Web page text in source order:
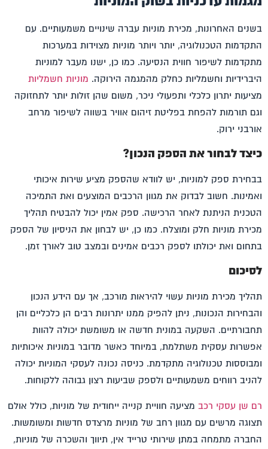
בשנים האחרונות, מכירת מוניות עברה שינויים משמעותיים. עם
התקדמות הטכנולוגיה, יותר ויותר מוניות מצוידות במערכות
מתקדמות לשיפור חווית הנסיעה. כמו כן, ישנו מעבר למוניות
היברידיות וחשמליות כחלק מהמגמה הירוקה. מוניות חשמליות
מציעות יתרון כלכלי ותפעולי ניכר, משום שהן זולות יותר לתחזוקה
וגם תורמות להפחת בפליטת זיהום אוויר בשווה לשיפור מרחב
אורבני ירוק.
כיצד לבחור את הספק הנכון?
בבחירת ספק למוניות, יש לוודא שהספק מציע שירות איכותי
ואמינות. חשוב לבדוק את מגוון הרכבים המוצעים ואת התמיכה
הטכנית הניתנת לאחר הרכישה. ספק אמין יכול להבטיח תהליך
מכירת מוניות חלק ומוצלח. כמו כן, יש לבחון את הניסיון של הספק
בתחום ואת יכולתו לספק רכבים אמינים ובמצב טוב לאורך זמן.
לסיכום
תהליך מכירת מוניות עשוי להיראות מורכב, אך עם הידע הנכון
והבחירות הנכונות, ניתן להפיק ממנו יתרונות רבים הן כלכליים והן
תחבורתיים. השקעה במונית חדשה או משומשת יכולה להוות
אפשרות עסקית משתלמת, במיוחד כאשר מדובר במוניות איכותיות
ומבוססות טכנולוגיה מתקדמת. כניסה נכונה לעסקי המוניות יכולה
להניב רווחים משמעותיים ולספק שביעות רצון גבוהה ללקוחות.
רם שן עסקי רכב מציעה חוויית קנייה ייחודית של מוניות, כולל אולם
תצוגה מרשים עם מגוון רחב של מוניות מרצדס חדשות ומשומשות.
החברה מתמחה במתן שירותי טרייד אין, תיווך והשכרה של מוניות,